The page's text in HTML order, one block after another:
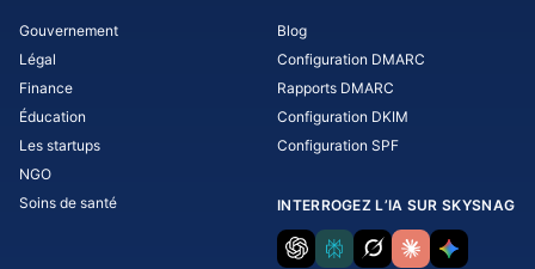
Gouvernement
Légal
Finance
Éducation
Les startups
NGO
Soins de santé
Blog
Configuration DMARC
Rapports DMARC
Configuration DKIM
Configuration SPF
INTERROGEZ L’IA SUR SKYSNAG